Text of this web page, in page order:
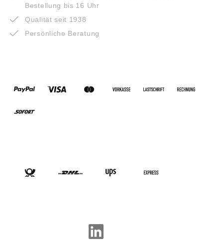
Bestellung bis 16 Uhr
Qualität seit 1938
Persönliche Beratung